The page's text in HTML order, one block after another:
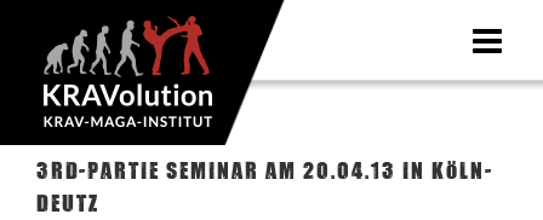
springen
3rd-Partie Seminar am 20.04.13 in Köln-
Deutz